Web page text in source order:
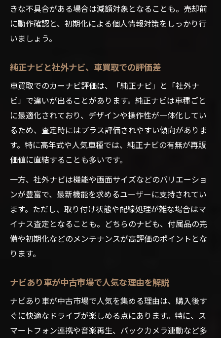
きな不具合がある場合は減額対象となることも。売却前
に動作確認と、初期化による個人情報対策をしっかり行
いましょう。
純正ナビと社外ナビ、車買取での評価差
車買取でのカーナビ評価は、「純正ナビ」と「社外ナ
ビ」で違いが出ることがあります。純正ナビは車種ごと
に最適化されており、デザインや操作性が一体化してい
るため、査定時にはプラス評価されやすい傾向がありま
す。特に高年式や人気車種では、純正ナビの有無が再販
価値に直結することも多いです。
一方、社外ナビは機能や画面サイズなどのバリエーショ
ンが豊富で、最新機能を求めるユーザーに支持されてい
ます。ただし、取り付け状態や配線処理が雑な場合はマ
イナス査定となることも。どちらのナビも、付属品の完
備や初期化などのメンテナンスが高評価のポイントとな
ります。
ナビあり車が中古市場で人気な理由を解説
ナビあり車が中古市場で人気を集める理由は、購入後す
ぐに快適なドライブが楽しめる点にあります。特に、ス
マートフォン連携や音楽再生、バックカメラ連動など多